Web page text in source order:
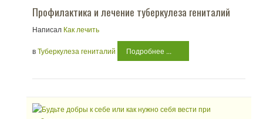
Профилактика и лечение туберкулеза гениталий
Написал Как лечить
вТуберкулеза гениталий Подробнее ...